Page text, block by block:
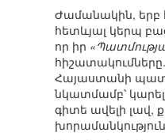
Ժամանակին, երբ
հետևյալ կերպ
որ իր
Հայաստանի
նկատմամբ՝
գիտե ավելի լավ,